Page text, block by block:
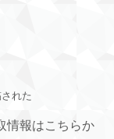
された
情報はこちらか